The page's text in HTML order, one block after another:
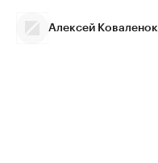
Алексей Коваленок